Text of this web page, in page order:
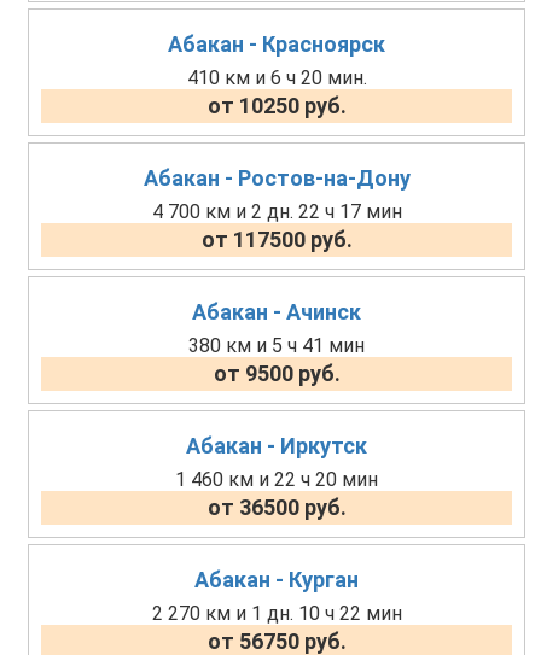
Абакан - Красноярск
410 км и 6 ч 20 мин.
от 10250 руб.
Абакан - Ростов-на-Дону
4 700 км и 2 дн. 22 ч 17 мин
от 117500 руб.
Абакан - Ачинск
380 км и 5 ч 41 мин
от 9500 руб.
Абакан - Иркутск
1 460 км и 22 ч 20 мин
от 36500 руб.
Абакан - Курган
2 270 км и 1 дн. 10 ч 22 мин
от 56750 руб.